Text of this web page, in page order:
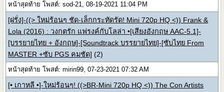
หน้าสุดท้าย โพสต์: sod-21, 08-19-2021 11:04 PM
[ฝรั่ง]-((> ใหม่ร้อนๆ ชัด-เล็กกระทัดรัด! Mini 720p HQ <)) Frank &
Lola (2016) : วงกตรัก แฟรงค์กับโลล่า •[เสียงอังกฤษ AAC-5.1]-
[บรรยายไทย + อังกฤษ]-[Soundtrack บรรยายไทย]-[ซับไทย From
MASTER +ซับ PGS คมชัด] (2)
หน้าสุดท้าย โพสต์: mirin99, 07-23-2021 07:32 AM
[• เกาหลี •]-ใหม่ร้อนๆ! ((>BR-Mini 720p HQ <)) The Con Artists